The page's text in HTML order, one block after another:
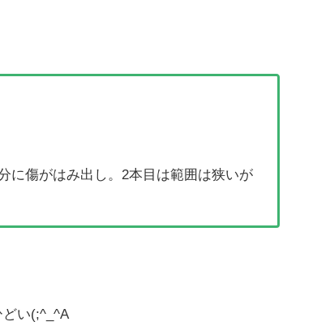
に傷がはみ出し。2本目は範囲は狭いが
い(;^_^A